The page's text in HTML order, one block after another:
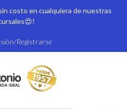
costo en cualquiera de nuestras
😍!
Registrarse